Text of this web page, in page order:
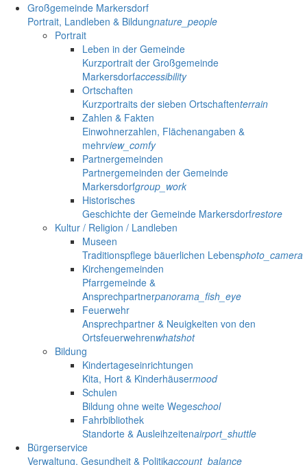
Großgemeinde Markersdorf
Portrait, Landleben & Bildungnature_people
Portrait
Leben in der Gemeinde
Kurzportrait der Großgemeinde
Markersdorfaccessibility
Ortschaften
Kurzportraits der sieben Ortschaftenterrain
Zahlen & Fakten
Einwohnerzahlen, Flächenangaben &
mehrview_comfy
Partnergemeinden
Partnergemeinden der Gemeinde
Markersdorfgroup_work
Historisches
Geschichte der Gemeinde Markersdorfrestore
Kultur / Religion / Landleben
Museen
Traditionspflege bäuerlichen Lebensphoto_camera
Kirchengemeinden
Pfarrgemeinde &
Ansprechpartnerpanorama_fish_eye
Feuerwehr
Ansprechpartner & Neuigkeiten von den
Ortsfeuerwehrenwhatshot
Bildung
Kindertageseinrichtungen
Kita, Hort & Kinderhäusermood
Schulen
Bildung ohne weite Wegeschool
Fahrbibliothek
Standorte & Ausleihzeitenairport_shuttle
Bürgerservice
Verwaltung, Gesundheit & Politikaccount_balance